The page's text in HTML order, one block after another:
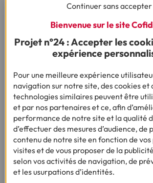
BUDGET VACANCES D’ÉTÉ DES
Faute de moyens, 1 Français sur 2
partir en vacances
•11/06/2025 2min
Rejoignez notre Espace
Consulter
Continuer sans accepter
Bienvenue sur le site
Projet n°24 : Accepter les
expérience
Pour une meilleure expérience
navigation sur notre site, des cookies et
technologies similaires peuvent être
et par nos partenaires et ce, afin
performance de notre site et la qualité
d’effectuer des mesures d’audience, de
contenu de notre site en fonction de
visites et de vous proposer de la
selon vos activités de navigation, de
et les usurpations d’identités.